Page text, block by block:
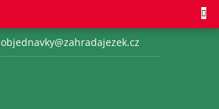
objednavky@zahradajezek.cz